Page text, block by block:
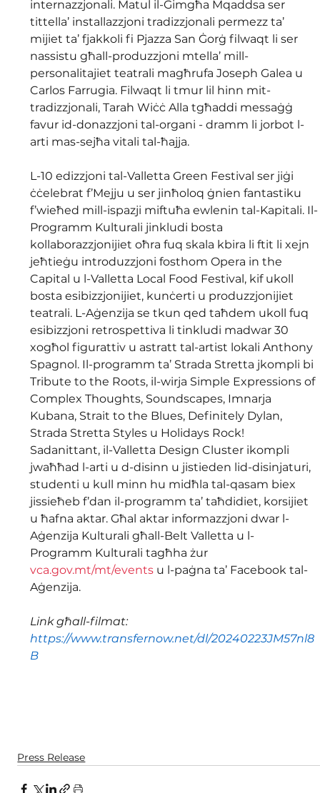
internazzjonali. Matul il-Ġimgħa Mqaddsa ser
tittella’ installazzjoni tradizzjonali permezz ta’
mijiet ta’ fjakkoli fi Pjazza San Ġorġ filwaqt li ser
nassistu għall-produzzjoni mtella’ mill-
personalitajiet teatrali magħrufa Joseph Galea u
Carlos Farrugia. Filwaqt li tmur lil hinn mit-
tradizzjonali, Tarah Wiċċ Alla tgħaddi messaġġ
favur id-donazzjoni tal-organi - dramm li jorbot l-
arti mas-sejħa vitali tal-ħajja.
L-10 edizzjoni tal-Valletta Green Festival ser jiġi
ċċelebrat f’Mejju u ser jinħoloq ġnien fantastiku
f’wieħed mill-ispazji miftuħa ewlenin tal-Kapitali. Il-
Programm Kulturali jinkludi bosta
kollaborazzjonijiet oħra fuq skala kbira li ftit li xejn
jeħtieġu introduzzjoni fosthom Opera in the
Capital u l-Valletta Local Food Festival, kif ukoll
bosta esibizzjonijiet, kunċerti u produzzjonijiet
teatrali. L-Aġenzija se tkun qed taħdem ukoll fuq
esibizzjoni retrospettiva li tinkludi madwar 30
xogħol figurattiv u astratt tal-artist lokali Anthony
Spagnol. Il-programm ta’ Strada Stretta jkompli bi
Tribute to the Roots, il-wirja Simple Expressions of
Complex Thoughts, Soundscapes, Imnarja
Kubana, Strait to the Blues, Definitely Dylan,
Strada Stretta Styles u Holidays Rock!
Sadanittant, il-Valletta Design Cluster ikompli
jwaħħad l-arti u d-disinn u jistieden lid-disinjaturi,
studenti u kull minn hu midħla tal-qasam biex
jissieħeb f’dan il-programm ta’ taħdidiet, korsijiet
u ħafna aktar. Għal aktar informazzjoni dwar l-
Aġenzija Kulturali għall-Belt Valletta u l-
Programm Kulturali tagħha żur
vca.gov.mt/mt/events u l-paġna ta’ Facebook tal-
Aġenzija.
Link għall-filmat:
https://www.transfernow.net/dl/20240223JM57nl8
B
Press Release